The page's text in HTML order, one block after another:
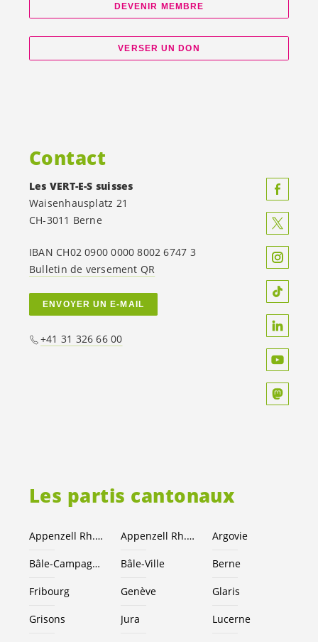
Les partis cantonaux
Appenzell Rh.-Ext. Appenzell Rh.-I. Argovie
Bâle-Campagne Bâle-Ville Berne
Fribourg Genève Glaris
Grisons Jura Lucerne
DEVENIR MEMBRE
VERSER UN DON
Contact
Les VERT-E-S suisses
Waisenhausplatz 21
CH-3011 Berne
IBAN CH02 0900 0000 8002 6747 3
Bulletin de versement QR
ENVOYER UN E-MAIL
+41 31 326 66 00